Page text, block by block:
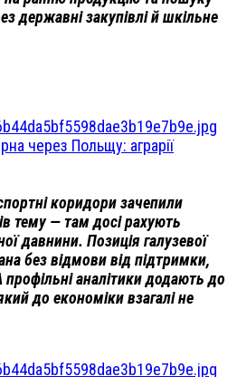
державні закупівлі й шкільне
через Польщу: аграрії
коридори зачепили
тему — там досі рахують
давнини. Позиція галузевої
без відмови від підтримки,
аналітики додають до
до економіки взагалі не